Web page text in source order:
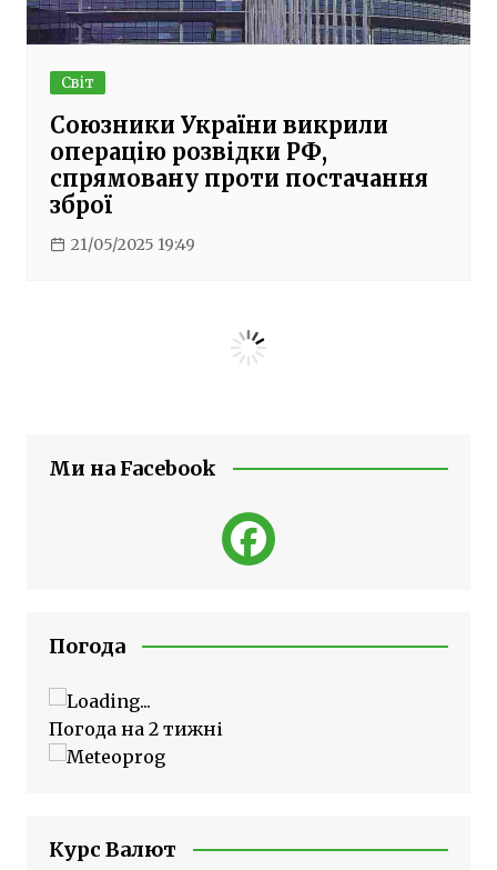
Світ
Союзники України викрили
операцію розвідки РФ,
спрямовану проти постачання
зброї
21/05/2025 19:49
Ми на Facebook
Погода
Погода на 2 тижні
Курс Валют